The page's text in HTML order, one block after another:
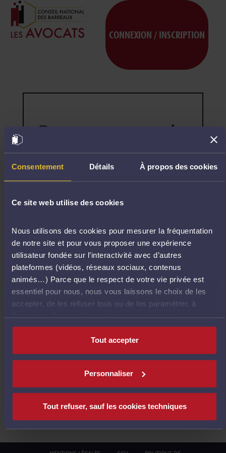
Consentement Détails À propos des cookies
Ce site web utilise des cookies
Nous utilisons des cookies pour mesurer la fréquentation
de notre site et pour vous proposer une expérience
utilisateur fondée sur l’interactivité avec d’autres
plateformes (vidéos, réseaux sociaux, contenus
animés…) Parce que le respect de votre vie privée est
essentiel pour nous, nous vous laissons le choix de les
accepter, de les refuser tous ou de les paramétrer, à
l’exception des cookies techniques strictement
nécessaires au fonctionnement du site.
Tout accepter
Personnaliser
Tout refuser, sauf les cookies techniques
CONNEXION / INSCRIPTION
Page non trouvée
la
page
pas.
E
T
O
U
R
À
L
'
C
I